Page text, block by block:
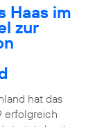
Haas im
zur
hat das
erfolgreich